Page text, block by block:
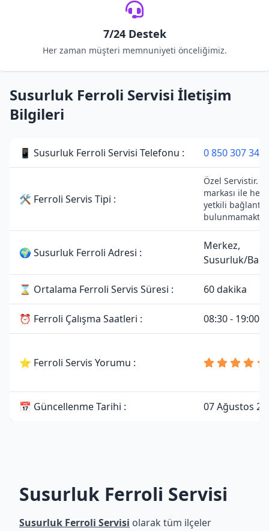
7/24 Destek
Her zaman müşteri memnuniyeti önceliğimiz.
Susurluk Ferroli Servisi İletişim
Bilgileri
📱 Susurluk Ferroli Servisi Telefonu : 0 850 307 34
🛠 Ferroli Servis Tipi :
Özel Servistir.
markası ile
yetkili bağlantısı
🌍 Susurluk Ferroli Adresi :
Merkez,
Susurluk/
⌛ Ortalama Ferroli Servis Süresi : 60 dakika
⏰ Ferroli Çalışma Saatleri : 08:30 - 19:00
⭐ Ferroli Servis Yorumu :
📅 Güncellenme Tarihi : 07 Ağustos
Susurluk Ferroli Servisi
Susurluk Ferroli Servisi olarak tüm ilçeler